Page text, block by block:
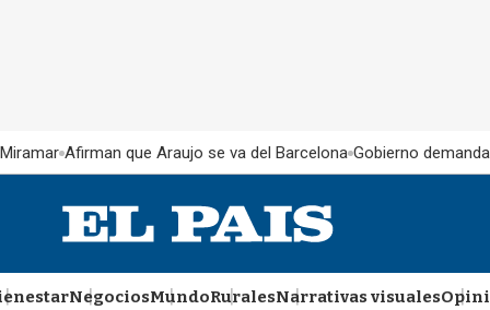
Afirman que Araujo se va del Barcelona Gobierno
NegociosMundoRuralesNarrativas visuales